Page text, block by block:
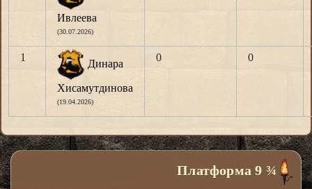
Ивлеева
(30.07.2026)
1
Динара
Хисамутдинова
(19.04.2026)
0 0
Платформа 9 ¾